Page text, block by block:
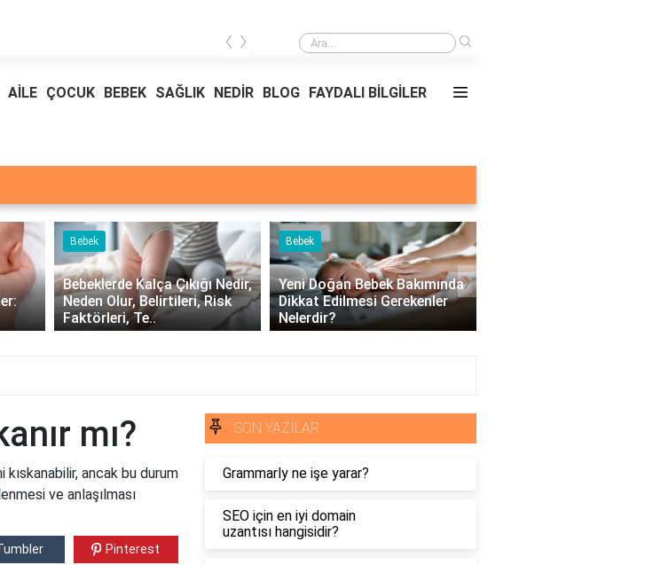
Yemekler ve nerede oldukları?
‹ ›
AİLE ÇOCUK BEBEK SAĞLIK NEDİR BLOG FAYDALI BİLGİLER
Bebek
Bebeklerde Kalça Çıkığı Nedir,
Neden Olur, Belirtileri, Risk
Faktörleri, Te..
Bebek
Yeni Doğan Bebek Bakımında
Dikkat Edilmesi Gerekenler
Nelerdir?
›
mı?
kıskanabilir, ancak bu durum
ve anlaşılması
Pinterest
SON YAZILAR
Grammarly ne işe yarar?
SEO için en iyi domain
uzantısı hangisidir?